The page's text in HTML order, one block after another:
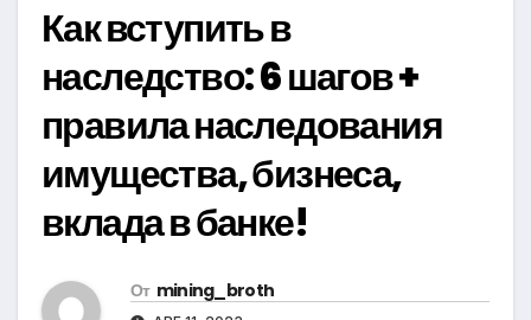
Как вступить в
наследство: 6 шагов +
правила наследования
имущества, бизнеса,
вклада в банке!
От mining_broth